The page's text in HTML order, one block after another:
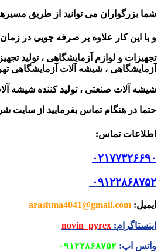
شما بزرگواران می توانید از طریق
و با این کار علاوه بر صرفه جویی در
تجهیزات و لوازم آزمایشگاهی ، تولید
آزمایشگاهی ، شیشه آلات آزمایشگاهی
شیشه آلات صنعتی ، تولید کننده شیشه
حتما در هنگام تماس بفرمایید از سایت
اطلاعات تماس:
۰۲۱۷۷۳۲۶۶۹۰
۰۹۱۲۲۸۶۸۷۵۲
ایمیل:
arashma4041@gmail.com
اینستاگرام:
novin_pyrex
واتس اپ: ۰۹۱۲۲۸۶۸۷۵۲